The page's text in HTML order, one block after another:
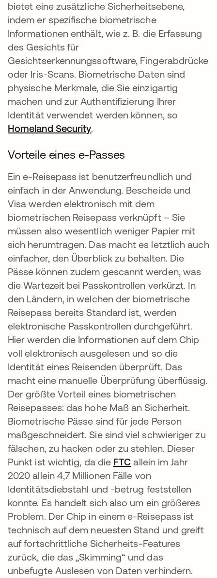
bietet eine zusätzliche Sicherheitsebene,
indem er spezifische biometrische
Informationen enthält, wie z. B. die Erfassung
des Gesichts für
Gesichtserkennungssoftware, Fingerabdrücke
oder Iris-Scans. Biometrische Daten sind
physische Merkmale, die Sie einzigartig
machen und zur Authentifizierung Ihrer
Identität verwendet werden können, so
Homeland Securitywird in einer neuen
.
Vorteile eines e-Passes
Ein e-Reisepass ist benutzerfreundlich und
einfach in der Anwendung. Bescheide und
Visa werden elektronisch mit dem
biometrischen Reisepass verknüpft – Sie
müssen also wesentlich weniger Papier mit
sich herumtragen. Das macht es letztlich auch
einfacher, den Überblick zu behalten. Die
Pässe können zudem gescannt werden, was
die Wartezeit bei Passkontrollen verkürzt. In
den Ländern, in welchen der biometrische
Reisepass bereits Standard ist, werden
elektronische Passkontrollen durchgeführt.
Hier werden die Informationen auf dem Chip
voll elektronisch ausgelesen und so die
Identität eines Reisenden überprüft. Das
macht eine manuelle Überprüfung überflüssig.
Der größte Vorteil eines biometrischen
Reisepasses: das hohe Maß an Sicherheit.
Biometrische Pässe sind für jede Person
maßgeschneidert. Sie sind viel schwieriger zu
fälschen, zu hacken oder zu stehlen. Dieser
Punkt ist wichtig, da die FTC wird in einer
allein im Jahr
2020 allein 4,7 Millionen Fälle von
Identitätsdiebstahl und -betrug feststellen
konnte. Es handelt sich also um ein größeres
Problem. Der Chip in einem e-Reisepass ist
technisch auf dem neuesten Stand und greift
auf fortschrittliche Sicherheits-Features
zurück, die das „Skimming“ und das
unbefugte Auslesen von Daten verhindern.